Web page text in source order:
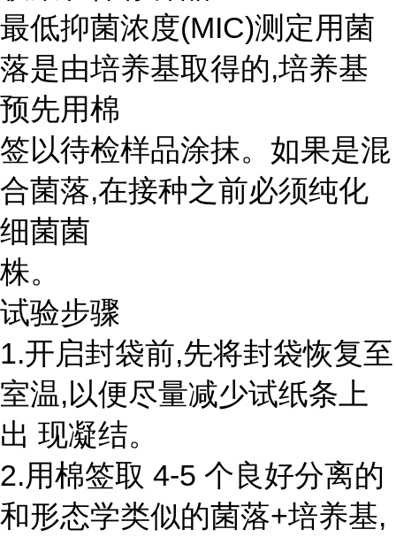
最低抑菌浓度(MIC)测定用菌
落是由培养基取得的,培养基
预先用棉
签以待检样品涂抹。如果是混
合菌落,在接种之前必须纯化
细菌菌
株。
试验步骤
1.开启封袋前,先将封袋恢复至
室温,以便尽量减少试纸条上
出 现凝结。
2.用棉签取 4-5 个良好分离的
和形态学类似的菌落+培养基,